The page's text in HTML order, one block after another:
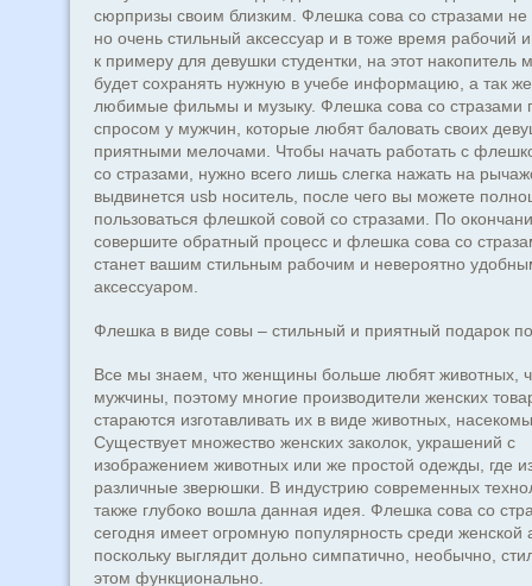
сюрпризы своим близким. Флешка сова со стразами не
но очень стильный аксессуар и в тоже время рабочий
к примеру для девушки студентки, на этот накопитель
будет сохранять нужную в учебе информацию, а так же
любимые фильмы и музыку. Флешка сова со стразами
спросом у мужчин, которые любят баловать своих
приятными мелочами. Чтобы начать работать с
со стразами, нужно всего лишь слегка нажать на
выдвинется usb носитель, после чего вы можете
пользоваться флешкой совой со стразами. По
совершите обратный процесс и флешка сова со
станет вашим стильным рабочим и невероятно
аксессуаром.
Флешка в виде совы – стильный и приятный подарок
Все мы знаем, что женщины больше любят животных,
мужчины, поэтому многие производители женских
стараются изготавливать их в виде животных,
Существует множество женских заколок, украшений с
изображением животных или же простой одежды, где
различные зверюшки. В индустрию современных
также глубоко вошла данная идея. Флешка сова со
сегодня имеет огромную популярность среди женской
поскольку выглядит дольно симпатично, необычно,
этом функционально.